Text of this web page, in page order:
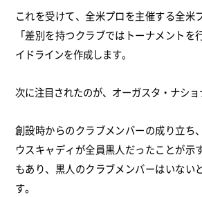
これを受けて、全米プロを主催する全米
「差別を持つクラブではトーナメントを
イドラインを作成します。
次に注目されたのが、オーガスタ・ナショ
創設時からのクラブメンバーの成り立ち
ウスキャディが全員黒人だったことが示
もあり、黒人のクラブメンバーはいない
す。